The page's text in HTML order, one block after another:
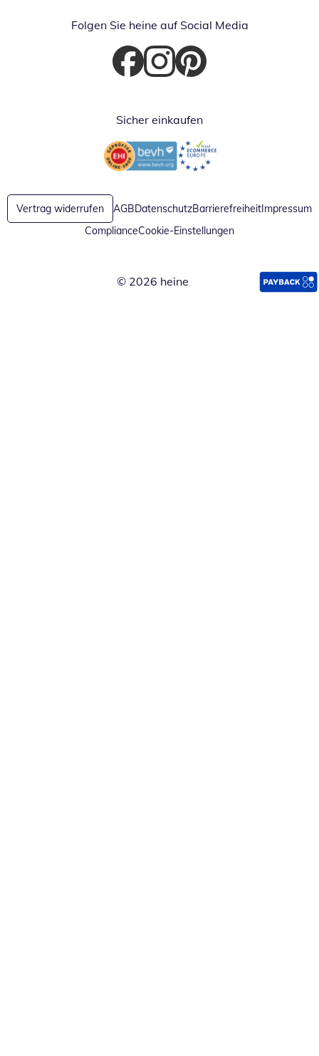
Folgen Sie heine auf Social Media
Öffnet in neuem Fenster
Öffnet in neuem Fenster
Öffnet in neuem Fenster
Sicher einkaufen
Öffnet in neuem FensterÖffnet in neuem Fenster
Vertrag widerrufen AGBDatenschutzBarrierefreiheitImpressum
ComplianceCookie-Einstellungen
© 2026 heine